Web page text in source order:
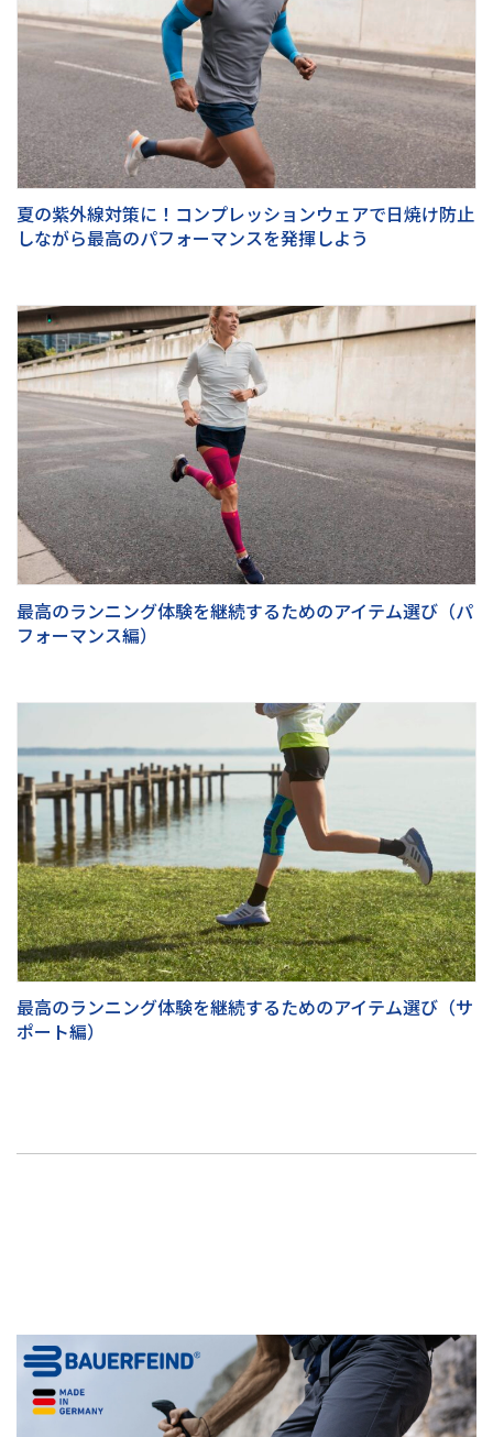
夏の紫外線対策に！コンプレッションウェアで日焼け防止
しながら最高のパフォーマンスを発揮しよう
最高のランニング体験を継続するためのアイテム選び（パ
フォーマンス編）
最高のランニング体験を継続するためのアイテム選び（サ
ポート編）